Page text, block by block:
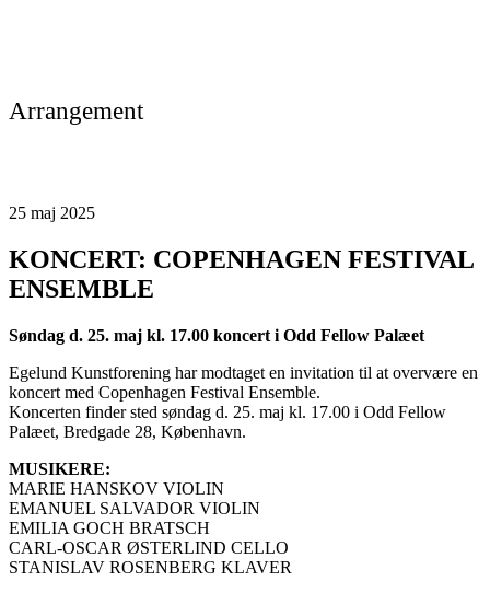
Arrangement
25 maj 2025
KONCERT: COPENHAGEN FESTIVAL
ENSEMBLE
Søndag d. 25. maj kl. 17.00 koncert i Odd Fellow Palæet
Egelund Kunstforening har modtaget en invitation til at overvære en
koncert med Copenhagen Festival Ensemble.
Koncerten finder sted søndag d. 25. maj kl. 17.00 i Odd Fellow
Palæet, Bredgade 28, København.
MUSIKERE:
MARIE HANSKOV VIOLIN
EMANUEL SALVADOR VIOLIN
EMILIA GOCH BRATSCH
CARL-OSCAR ØSTERLIND CELLO
STANISLAV ROSENBERG KLAVER